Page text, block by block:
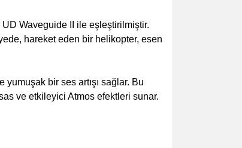
UD Waveguide II ile eşleştirilmiştir.
hareket eden bir helikopter, esen
yumuşak bir ses artışı sağlar. Bu
ve etkileyici Atmos efektleri sunar.